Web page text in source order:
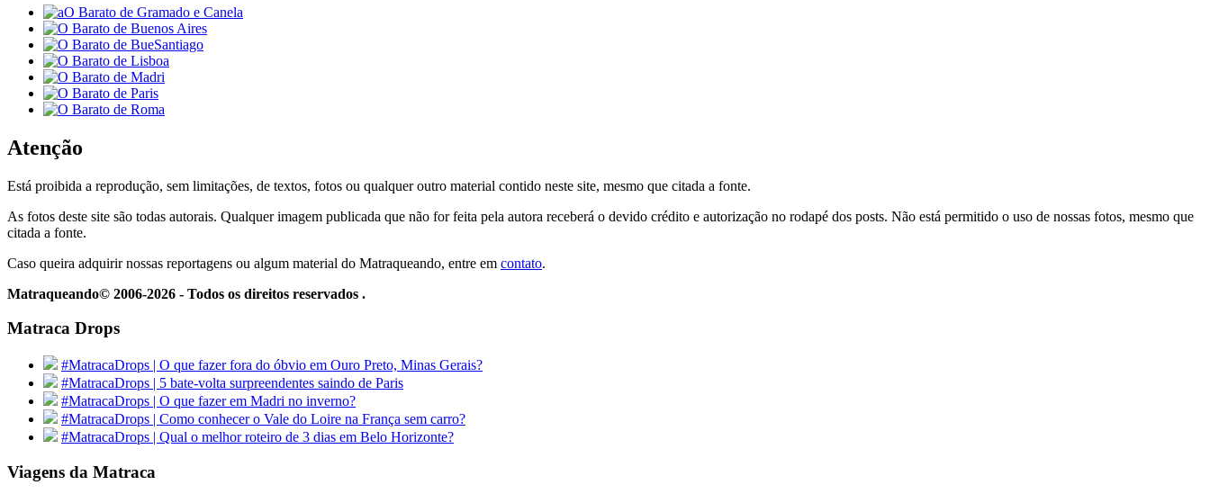
Atenção
Está proibida a reprodução, sem limitações, de textos, fotos ou qualquer outro material contido neste site, mesmo que citada a fonte.
As fotos deste site são todas autorais. Qualquer imagem publicada que não for feita pela autora receberá o devido crédito e autorização no rodapé dos posts. Não está permitido o uso de nossas fotos, mesmo que
citada a fonte.
Caso queira adquirir nossas reportagens ou algum material do Matraqueando, entre em contato.
Matraqueando© 2006-2026 - Todos os direitos reservados .
Matraca Drops
#MatracaDrops | O que fazer fora do óbvio em Ouro Preto, Minas Gerais?
#MatracaDrops | 5 bate-volta surpreendentes saindo de Paris
#MatracaDrops | O que fazer em Madri no inverno?
#MatracaDrops | Como conhecer o Vale do Loire na França sem carro?
#MatracaDrops | Qual o melhor roteiro de 3 dias em Belo Horizonte?
Viagens da Matraca